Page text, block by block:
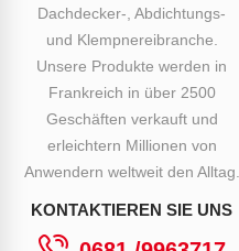
Dachdecker-, Abdichtungs-
und Klempnereibranche.
Unsere Produkte werden in
Frankreich in über 2500
Geschäften verkauft und
erleichtern Millionen von
Anwendern weltweit den Alltag.
KONTAKTIEREN SIE UNS